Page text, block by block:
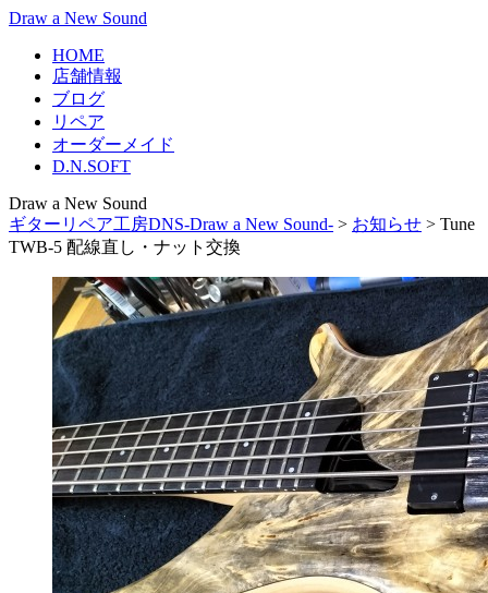
Draw a New Sound
HOME
店舗情報
ブログ
リペア
オーダーメイド
D.N.SOFT
Draw a New Sound
ギターリペア工房DNS-Draw a New Sound- > お知らせ > Tune
TWB-5 配線直し・ナット交換